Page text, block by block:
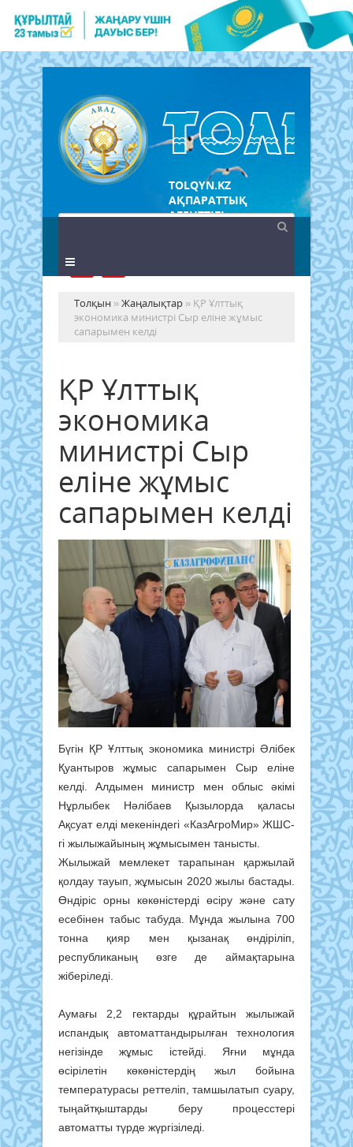
TOLQYN.KZ
АҚПАРАТТЫҚ
АГЕНТТІГІ
Толқын »Жаңалықтар » ҚР Ұлттық
экономика министрі Сыр еліне жұмыс
сапарымен келді
ҚР Ұлттық
экономика
министрі Сыр
еліне жұмыс
сапарымен келді
Бүгін ҚР Ұлттық экономика министрі Әлібек
Қуантыров жұмыс сапарымен Сыр еліне
келді. Алдымен министр мен облыс әкімі
Нұрлыбек Нәлібаев Қызылорда қаласы
Ақсуат елді мекеніндегі «КазАгроМир» ЖШС-
гі жылыжайының жұмысымен танысты.
Жылыжай мемлекет тарапынан қаржылай
қолдау тауып, жұмысын 2020 жылы бастады.
Өндіріс орны көкөністерді өсіру және сату
есебінен табыс табуда. Мұнда жылына 700
тонна қияр мен қызанақ өндіріліп,
республиканың өзге де аймақтарына
жіберіледі.
Аумағы 2,2 гектарды құрайтын жылыжай
испандық автоматтандырылған технология
негізінде жұмыс істейді. Яғни мұнда
өсірілетін көкөністердің жыл бойына
температурасы реттеліп, тамшылатып суару,
тыңайтқыштарды беру процесстері
автоматты түрде жүргізіледі.